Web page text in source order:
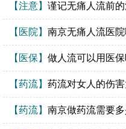
【注意】 谨记无痛人流前
【医院】 南京无痛人流医
【医保】 做人流可以用医
【药流】 药流对女人的伤
【药流】 南京做药流需要